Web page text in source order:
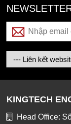
KINGTECH
Head Office: